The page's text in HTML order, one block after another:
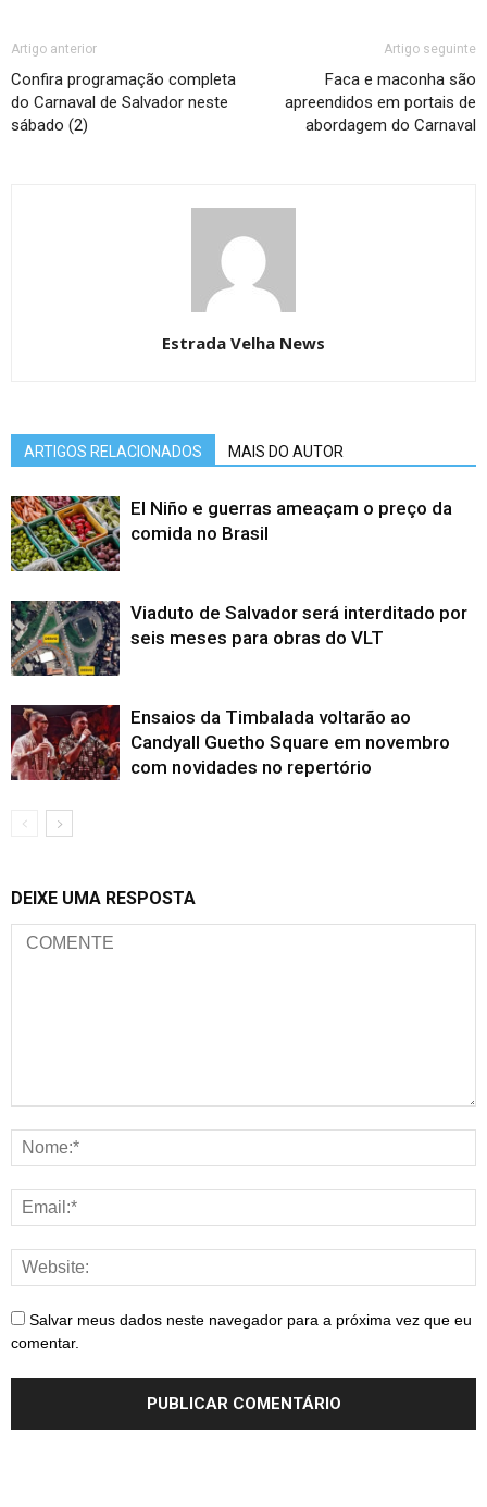
Artigo anterior
Confira programação completa
do Carnaval de Salvador neste
sábado (2)
Artigo seguinte
Faca e maconha são
apreendidos em portais de
abordagem do Carnaval
Estrada Velha News
ARTIGOS RELACIONADOS MAIS DO AUTOR
El Niño e guerras ameaçam o preço da
comida no Brasil
Viaduto de Salvador será interditado por
seis meses para obras do VLT
Ensaios da Timbalada voltarão ao
Candyall Guetho Square em novembro
com novidades no repertório
DEIXE UMA RESPOSTA
Salvar meus dados neste navegador para a próxima vez que eu
comentar.